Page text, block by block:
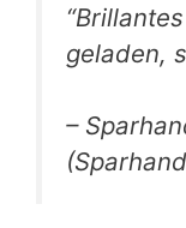
geladen,
–